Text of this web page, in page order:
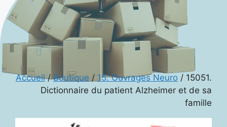
Accueil/Boutique / 15. Ouvrages Neuro / 15051.
Dictionnaire du patient Alzheimer et de sa
famille